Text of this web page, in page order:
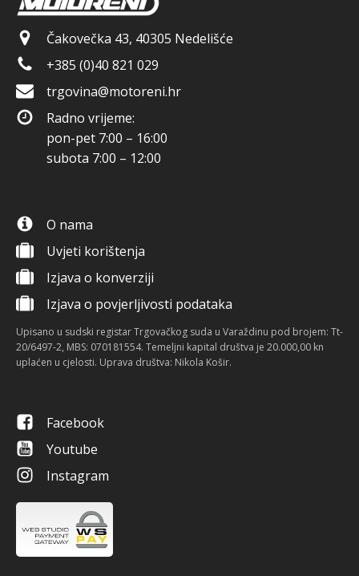
Čakovečka 43, 40305 Nedelišće
+385 (0)40 821 029
trgovina@motoreni.hr
Radno vrijeme:
pon-pet 7:00 – 16:00
subota 7:00 – 12:00
O nama
Uvjeti korištenja
Izjava o konverziji
Izjava o povjerljivosti podataka
Upisano u sudski registar Trgovačkog suda u Varaždinu pod brojem: Tt-
20/6497-2, MBS: 070181554. Temeljni kapital društva je 20.000,00 kn
uplaćen u cjelosti. Uprava društva: Nikola Košir.
Facebook
Youtube
Instagram